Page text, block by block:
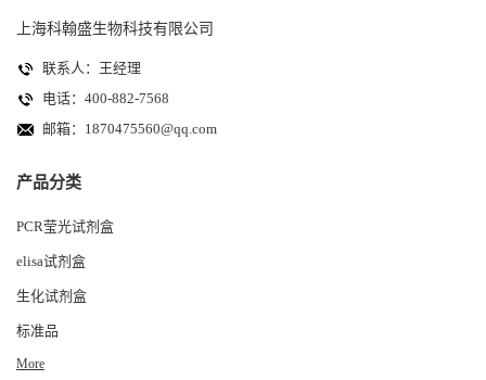
上海科翰盛生物科技有限公司
联系人：王经理
电话：400-882-7568
邮箱： 1870475560@qq.com
产品分类
PCR莹光试剂盒
elisa试剂盒
生化试剂盒
标准品
More